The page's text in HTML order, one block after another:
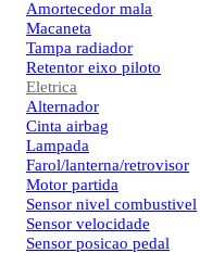
Amortecedor mala
Macaneta
Tampa radiador
Retentor eixo piloto
Eletrica
Alternador
Cinta airbag
Lampada
Farol/lanterna/retrovisor
Motor partida
Sensor nivel combustivel
Sensor velocidade
Sensor posicao pedal